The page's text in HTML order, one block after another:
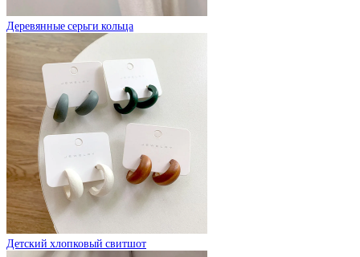
Деревянные серьги кольца
Детский хлопковый свитшот